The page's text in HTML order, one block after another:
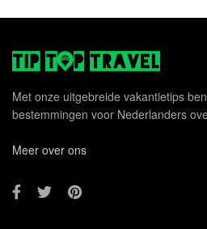
Met onze uitgebreide vakantietips
bestemmingen voor Nederlanders
Meer over ons